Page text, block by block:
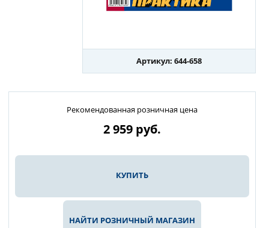
Артикул: 644-658
Рекомендованная розничная цена
2 959 руб.
КУПИТЬ
НАЙТИ РОЗНИЧНЫЙ МАГАЗИН